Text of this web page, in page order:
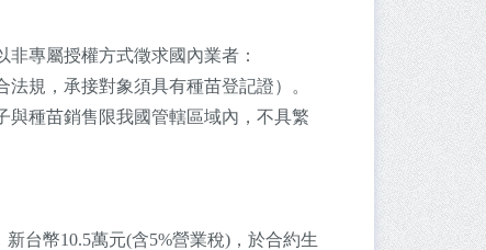
專屬授權方式徵求國內業者：
規，承接對象須具有種苗登記證）。
與種苗銷售限我國管轄區域內，不具繁
台幣10.5萬元(含5%營業稅)，於合約生